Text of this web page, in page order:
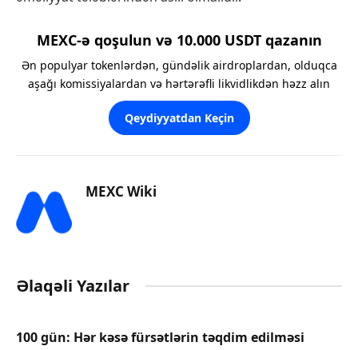
MEXC-ə qoşulun və 10.000 USDT qazanın
Ən populyar tokenlərdən, gündəlik airdroplardan, olduqca
aşağı komissiyalardan və hərtərəfli likvidlikdən həzz alın
Qeydiyyatdan Keçin
MEXC Wiki
Əlaqəli Yazılar
100 gün: Hər kəsə fürsətlərin təqdim edilməsi